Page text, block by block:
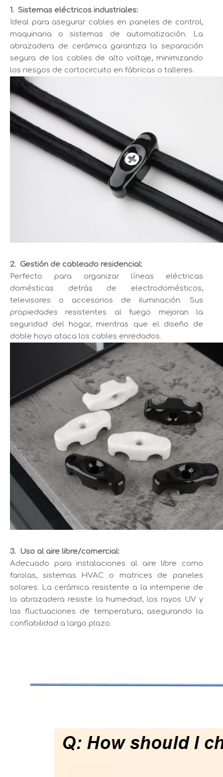
1. Sistemas eléctricos industriales:
Ideal para asegurar cables en paneles de control,
maquinaria o sistemas de automatización. La
abrazadera de cerámica garantiza la separación
segura de los cables de alto voltaje, minimizando
los riesgos de cortocircuito en fábricas o talleres.
2. Gestión de cableado residencial:
Perfecto para organizar líneas eléctricas
domésticas detrás de electrodomésticos,
televisores o accesorios de iluminación. Sus
propiedades resistentes al fuego mejoran la
seguridad del hogar, mientras que el diseño de
doble hoyo ataca los cables enredados.
3. Uso al aire libre/comercial:
Adecuado para instalaciones al aire libre como
farolas, sistemas HVAC o matrices de paneles
solares. La cerámica resistente a la intemperie de
la abrazadera resiste la humedad, los rayos UV y
las fluctuaciones de temperatura, asegurando la
confiabilidad a largo plazo.